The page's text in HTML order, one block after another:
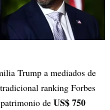
Trump a mediados de
ranking Forbes
de US$ 750